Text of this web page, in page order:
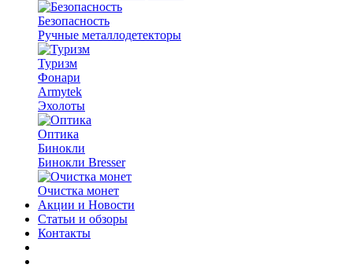
Безопасность
Ручные металлодетекторы
Туризм
Фонари
Armytek
Эхолоты
Оптика
Бинокли
Бинокли Bresser
Очистка монет
Акции и Новости
Статьи и обзоры
Контакты